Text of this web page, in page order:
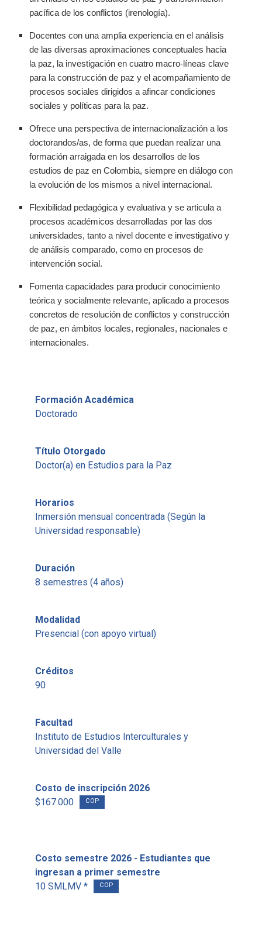
pacífica de los conflictos (irenología).
Docentes con una amplia experiencia en el análisis
de las diversas aproximaciones conceptuales hacia
la paz, la investigación en cuatro macro-líneas clave
para la construcción de paz y el acompañamiento de
procesos sociales dirigidos a afincar condiciones
sociales y políticas para la paz.
Ofrece una perspectiva de internacionalización a los
doctorandos/as, de forma que puedan realizar una
formación arraigada en los desarrollos de los
estudios de paz en Colombia, siempre en diálogo con
la evolución de los mismos a nivel internacional.
Flexibilidad pedagógica y evaluativa y se articula a
procesos académicos desarrolladas por las dos
universidades, tanto a nivel docente e investigativo y
de análisis comparado, como en procesos de
intervención social.
Fomenta capacidades para producir conocimiento
teórica y socialmente relevante, aplicado a procesos
concretos de resolución de conflictos y construcción
de paz, en ámbitos locales, regionales, nacionales e
internacionales.
Formación Académica
Doctorado
Título Otorgado
Doctor(a) en Estudios para la Paz
Horarios
Inmersión mensual concentrada (Según la
Universidad responsable)
Duración
8 semestres (4 años)
Modalidad
Presencial (con apoyo virtual)
Créditos
90
Facultad
Instituto de Estudios Interculturales y
Universidad del Valle
Costo de inscripción 2026
$167.000
COP
Costo semestre 2026 - Estudiantes que
ingresan a primer semestre
10 SMLMV *
COP